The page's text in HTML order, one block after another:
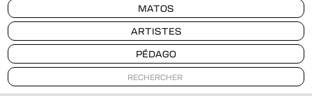
MATOS
ARTISTES
PÉDAGO